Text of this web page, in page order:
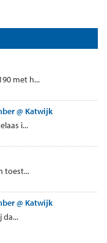
met h...
@ Katwijk
i...
toest...
@ Katwijk
da...